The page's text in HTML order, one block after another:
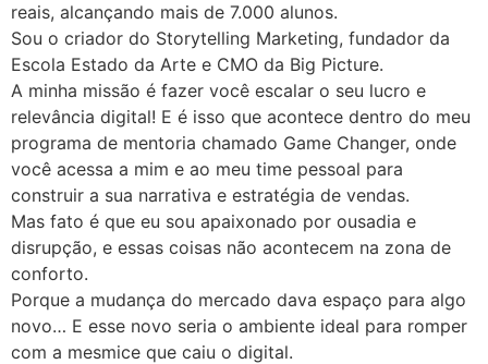
reais, alcançando mais de 7.000 alunos.
Sou o criador do Storytelling Marketing, fundador da
Escola Estado da Arte e CMO da Big Picture.
A minha missão é fazer você escalar o seu lucro e
relevância digital! E é isso que acontece dentro do meu
programa de mentoria chamado Game Changer, onde
você acessa a mim e ao meu time pessoal para
construir a sua narrativa e estratégia de vendas.
Mas fato é que eu sou apaixonado por ousadia e
disrupção, e essas coisas não acontecem na zona de
conforto.
Porque a mudança do mercado dava espaço para algo
novo… E esse novo seria o ambiente ideal para romper
com a mesmice que caiu o digital.